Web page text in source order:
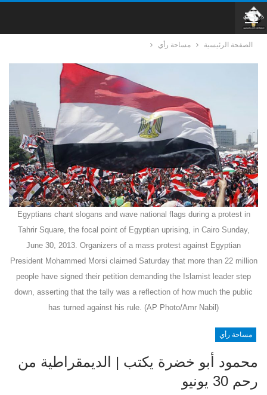
الصفحة الرئيسية مساحة رأي
Egyptians chant slogans and wave national flags during a protest in
Tahrir Square, the focal point of Egyptian uprising, in Cairo Sunday,
June 30, 2013. Organizers of a mass protest against Egyptian
President Mohammed Morsi claimed Saturday that more than 22 million
people have signed their petition demanding the Islamist leader step
down, asserting that the tally was a reflection of how much the public
has turned against his rule. (AP Photo/Amr Nabil)
مساحة رأي
محمود أبو خضرة يكتب | الديمقراطية من
رحم 30 يونيو